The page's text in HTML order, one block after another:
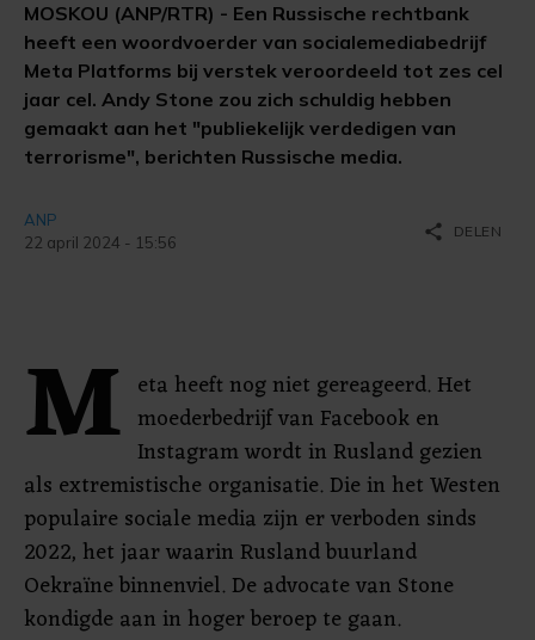
MOSKOU (ANP/RTR) - Een Russische rechtbank
heeft een woordvoerder van socialemediabedrijf
Meta Platforms bij verstek veroordeeld tot zes cel
jaar cel. Andy Stone zou zich schuldig hebben
gemaakt aan het "publiekelijk verdedigen van
terrorisme", berichten Russische media.
ANP
22 april 2024 - 15:56
share DELEN
M eta heeft nog niet gereageerd. Het
moederbedrijf van Facebook en
Instagram wordt in Rusland gezien
als extremistische organisatie. Die in het Westen
populaire sociale media zijn er verboden sinds
2022, het jaar waarin Rusland buurland
Oekraïne binnenviel. De advocate van Stone
kondigde aan in hoger beroep te gaan.